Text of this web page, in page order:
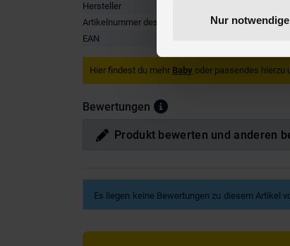
Nur
Hersteller
Artikelnummer des Herstellers
EAN
Hier findest du mehr Baby oder passendes hierzu
Bewertungen
Produkt bewerten und anderen
Es liegen keine Bewertungen zu diesem Artikel